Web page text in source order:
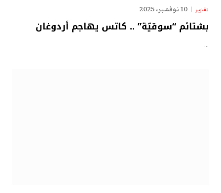
تقارير 10 نوفمبر، 2025
بشتائم “سوقيّة” .. كاتس يهاجم أردوغان
…